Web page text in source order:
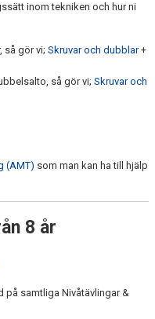
inom tekniken och hur ni
så gör vi; Skruvar och dubblar+
så gör vi; Skruvar och
(AMT) som man kan ha till hjälp
8 år
på samtliga Nivåtävlingar &